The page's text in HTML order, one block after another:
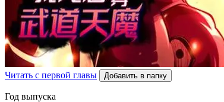
Читать с первой главы Добавить в папку
Год выпуска